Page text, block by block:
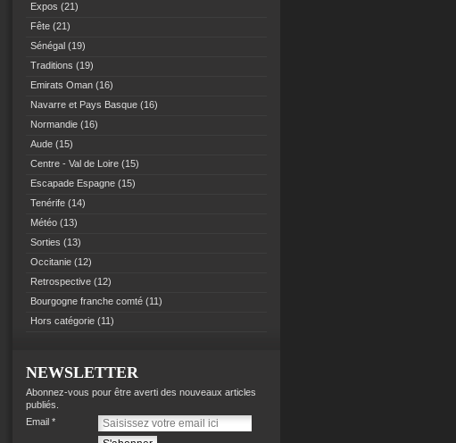
Expos (21)
Fête (21)
Sénégal (19)
Traditions (19)
Emirats Oman (16)
Navarre et Pays Basque (16)
Normandie (16)
Aude (15)
Centre - Val de Loire (15)
Escapade Espagne (15)
Tenérife (14)
Météo (13)
Sorties (13)
Occitanie (12)
Retrospective (12)
Bourgogne franche comté (11)
Hors catégorie (11)
NEWSLETTER
Abonnez-vous pour être averti des nouveaux articles
publiés.
Email